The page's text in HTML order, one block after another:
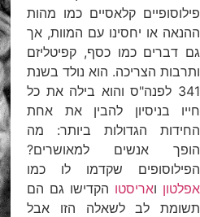
פילוסופיים קלאסיים כמו מהות
ההנאה או יחסינו עם המוות, אך
גם דברים כמו כסף, קפיטליזם
ותרבות הצריכה. הוא נולד בשנת
341 לפנה"ס והוא בילה את כל
חייו בניסיון להבין את אחת
החידות הגדולות ביותר: מה
הופך אנשים למאושרים?
הפילוסופים שקדמו לו כמו
אפלטון ואריסטו הקדישו גם הם
תשומת לב לשאלה הזו אבל